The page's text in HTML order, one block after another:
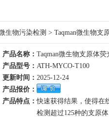
生物污染检测 > Taqman微生物支
产品名称： Taqman微生物支原体
产品型号： ATH-MYCO-T100
更新时间： 2025-12-24
产品报价：
产品特点：快速获得结果，使得在
检测超过125种的支原体